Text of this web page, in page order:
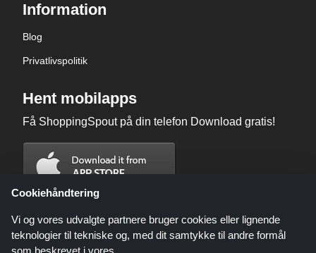
Information
Blog
Privatlivspolitik
Hent mobilapps
Få ShoppingSpout på din telefon Download gratis!
Cookiehåndtering
Vi og vores udvalgte partnere bruger cookies eller lignende
teknologier til tekniske og, med dit samtykke til andre formål
som beskrevet i vores